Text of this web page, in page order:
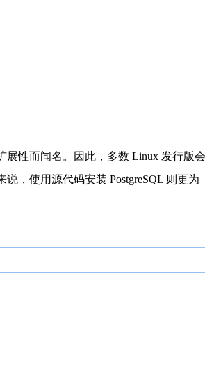
展性而闻名。因此，多数 Linux 发行版会
，使用源代码安装 PostgreSQL 则更为